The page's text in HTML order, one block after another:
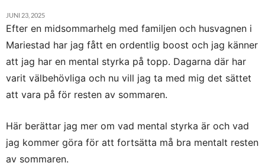
JUNI 23, 2025
Efter en midsommarhelg med familjen och husvagnen i
Mariestad har jag fått en ordentlig boost och jag känner
att jag har en mental styrka på topp. Dagarna där har
varit välbehövliga och nu vill jag ta med mig det sättet
att vara på för resten av sommaren.
Här berättar jag mer om vad mental styrka är och vad
jag kommer göra för att fortsätta må bra mentalt resten
av sommaren.